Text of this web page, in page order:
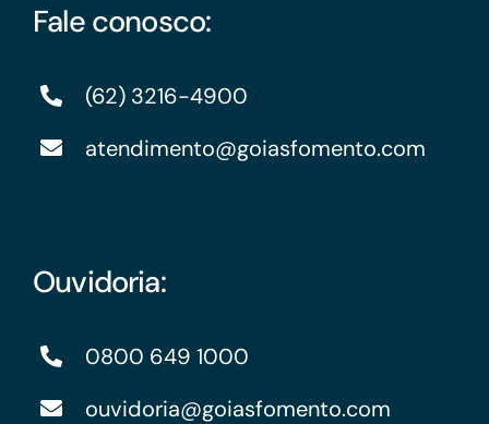
Fale conosco:
(62) 3216-4900
atendimento@goiasfomento.com
Ouvidoria:
0800 649 1000
ouvidoria@goiasfomento.com